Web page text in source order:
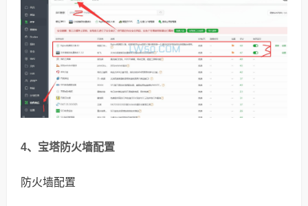
4、宝塔防火墙配置
防火墙配置